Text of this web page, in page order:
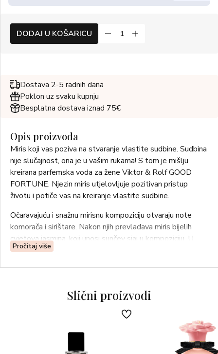
DODAJ U KOŠARICU
Dostava 2-5 radnih dana
Poklon uz svaku kupnju
Besplatna dostava iznad 75€
Opis proizvoda
Miris koji vas poziva na stvaranje vlastite sudbine. Sudbina
nije slučajnost, ona je u vašim rukama! S tom je mišlju
kreirana parfemska voda za žene Viktor & Rolf GOOD
FORTUNE. Njezin miris utjelovljuje pozitivan pristup
životu i potiče vas na kreiranje vlastite sudbine.
Očaravajuću i snažnu mirisnu kompoziciju otvaraju note
komorača i sirištare. Nakon njih prevladava miris bijelih
cvjetova jasmina, koji unosi sunčev sjaj u kompoziciju. U
baznim notama kriju se kremaste, očaravajuće note vanilije,
Pročitaj više
Slični proizvodi